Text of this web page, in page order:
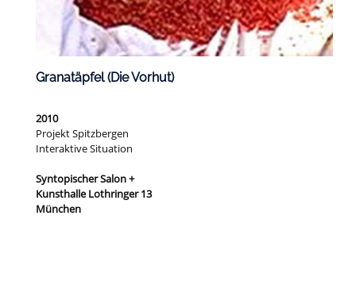
Granatäpfel (Die Vorhut)
2010
Projekt Spitzbergen
Interaktive Situation
Syntopischer Salon +
Kunsthalle Lothringer 13
München